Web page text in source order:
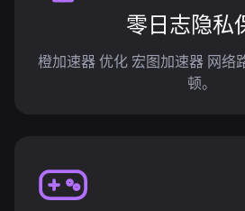
零日志隐私
橙加速器 优化 宏图加速器 网络
顿。